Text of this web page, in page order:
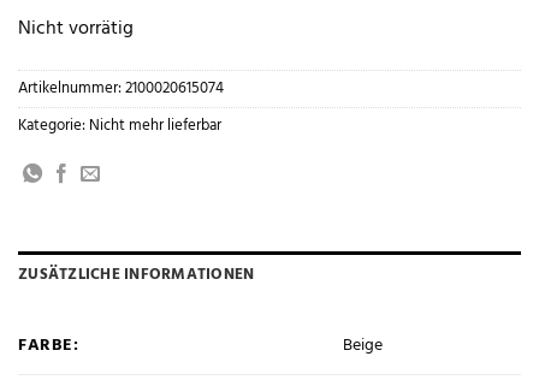
Nicht vorrätig
Artikelnummer:2100020615074
Kategorie: Nicht mehr lieferbar
ZUSÄTZLICHE INFORMATIONEN
FARBE: Beige